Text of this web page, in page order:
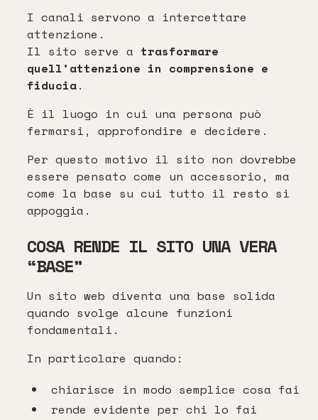
I canali servono a intercettare
attenzione.
Il sito serve a trasformare
quell’attenzione in comprensione e
fiducia.
È il luogo in cui una persona può
fermarsi, approfondire e decidere.
Per questo motivo il sito non dovrebbe
essere pensato come un accessorio, ma
come la base su cui tutto il resto si
appoggia.
COSA RENDE IL SITO UNA VERA
“BASE”
Un sito web diventa una base solida
quando svolge alcune funzioni
fondamentali.
In particolare quando:
chiarisce in modo semplice cosa fai
rende evidente per chi lo fai